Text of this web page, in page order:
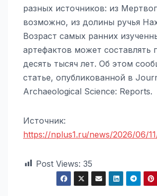
разных источников: из
возможно, из долины ручья
Возраст самых ранних
артефактов может составлять
десять тысяч лет. Об этом
статье, опубликованной в
Archaeological Science: Reports.
Источник:
https://nplus1.ru/news/2026/06/
Post Views: 35